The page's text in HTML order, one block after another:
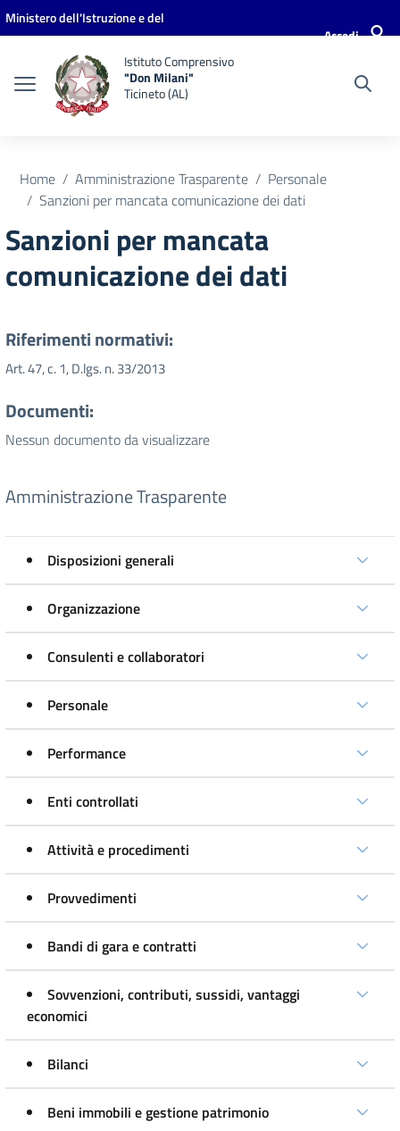
Vai ai contenuti
Vai al menu di navigazione
Vai al footer
Ministero dell'Istruzione e del
Accedi
Istituto Comprensivo
"Don Milani"
Ticineto (AL)
Home Amministrazione Trasparente
Personale
Sanzioni per mancata comunicazione dei dati
Sanzioni per mancata
comunicazione dei dati
Riferimenti normativi:
Art. 47, c. 1, D.lgs. n. 33/2013
Documenti:
Nessun documento da visualizzare
Amministrazione Trasparente
Disposizioni generali
Organizzazione
Consulenti e collaboratori
Personale
Performance
Enti controllati
Attività e procedimenti
Provvedimenti
Bandi di gara e contratti
Sovvenzioni, contributi, sussidi, vantaggi
economici
Bilanci
Beni immobili e gestione patrimonio